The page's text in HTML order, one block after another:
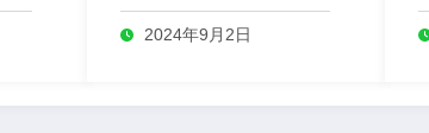
助努力
2024年9月2日